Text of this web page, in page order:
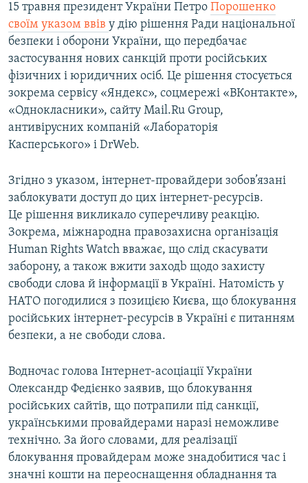
15 травня президент України Петро Порошенко
своїм указом ввів у дію рішення Ради національної
безпеки і оборони України, що передбачає
застосування нових санкцій проти російських
фізичних і юридичних осіб. Це рішення стосується
зокрема сервісу «Яндекс», соцмережі «ВКонтакте»,
«Однокласники», сайту Mail.Ru Group,
антивірусних компаній «Лабораторія
Касперського» і DrWeb.
Згідно з указом, інтернет-провайдери зобов’язані
заблокувати доступ до цих інтернет-ресурсів.
Це рішення викликало суперечливу реакцію.
Зокрема, міжнародна правозахисна організація
Human Rights Watch вважає, що слід скасувати
заборону, а також вжити заходb щодо захисту
свободи слова й інформації в Україні. Натомість у
НАТО погодилися з позицією Києва, що блокування
російських інтернет-ресурсів в Україні є питанням
безпеки, а не свободи слова.
Водночас голова Інтернет-асоціації України
Олександр Федієнко заявив, що блокування
російських сайтів, що потрапили під санкції,
українськими провайдерами наразі неможливе
технічно. За його словами, для реалізації
блокування провайдерам може знадобитися час і
значні кошти на переоснащення обладнання та